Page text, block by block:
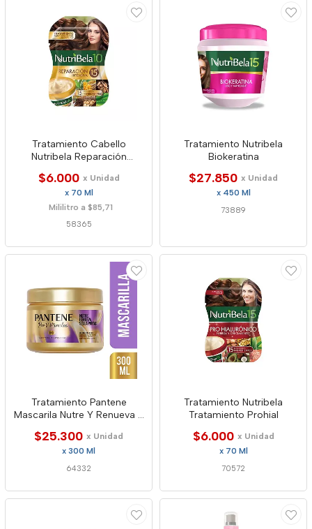
Tratamiento Cabello
Nutribela Reparación
$6.000 x Unidad
x 70 Ml
Mililitro a $85,71
58365
Tratamiento Nutribela
Biokeratina
$27.850 x Unidad
x 450 Ml
73889
Tratamiento Pantene
Mascarila Nutre Y Renueva Y
$25.300 x Unidad
x 300 Ml
64332
Tratamiento Nutribela
Tratamiento Prohial
$6.000 x Unidad
x 70 Ml
70572